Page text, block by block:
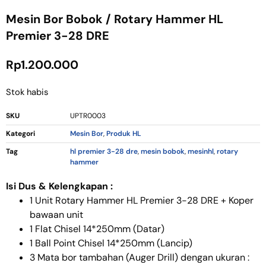
Mesin Bor Bobok / Rotary Hammer HL
Premier 3-28 DRE
Rp1.200.000
Stok habis
SKU
UPTR0003
Kategori
Mesin Bor,Produk HL
Tag
hl premier 3-28 dre,mesin bobok,mesinhl,rotary
hammer
Isi Dus & Kelengkapan :
1 Unit Rotary Hammer HL Premier 3-28 DRE + Koper
bawaan unit
1 Flat Chisel 14*250mm (Datar)
1 Ball Point Chisel 14*250mm (Lancip)
3 Mata bor tambahan (Auger Drill) dengan ukuran :